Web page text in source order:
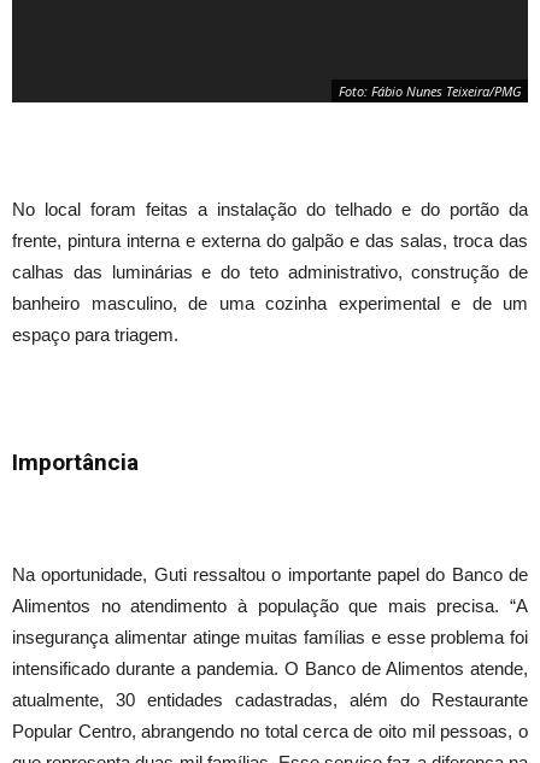
Foto: Fábio Nunes Teixeira/PMG
No local foram feitas a instalação do telhado e do portão da
frente, pintura interna e externa do galpão e das salas, troca das
calhas das luminárias e do teto administrativo, construção de
banheiro masculino, de uma cozinha experimental e de um
espaço para triagem.
Importância
Na oportunidade, Guti ressaltou o importante papel do Banco de
Alimentos no atendimento à população que mais precisa. “A
insegurança alimentar atinge muitas famílias e esse problema foi
intensificado durante a pandemia. O Banco de Alimentos atende,
atualmente, 30 entidades cadastradas, além do Restaurante
Popular Centro, abrangendo no total cerca de oito mil pessoas, o